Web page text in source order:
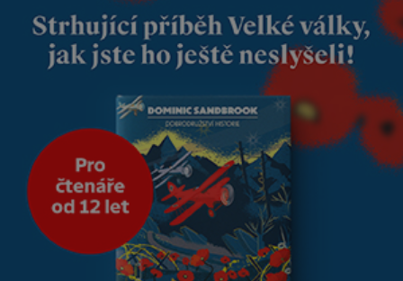
modrou filcovou čapkou, z níž
se draly blonďaté vlásky. Fakt,
že jsou těla dávných lidí
nesmírně dobře zachovalá,
přičítají odborníci zdejším
klimatickým podmínkám.
Sucho, prosolené písky a
extrémně